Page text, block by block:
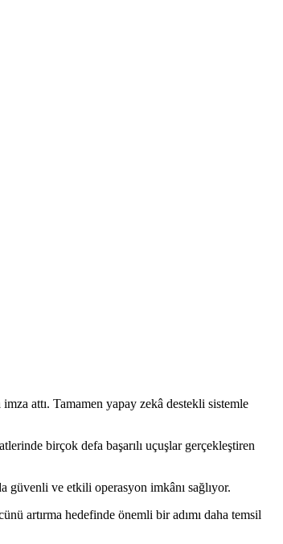
attı. Tamamen yapay zekâ destekli sistemle
birçok defa başarılı uçuşlar gerçekleştiren
güvenli ve etkili operasyon imkânı sağlıyor.
artırma hedefinde önemli bir adımı daha temsil